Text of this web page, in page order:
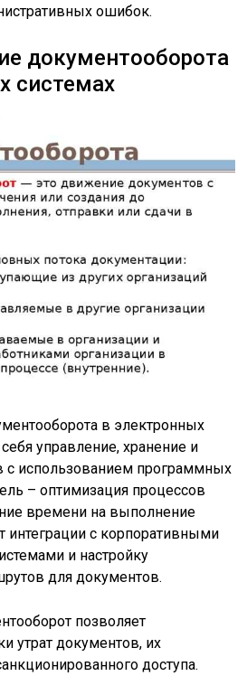
ошибок.
документооборота
системах
в электронных
управление, хранение и
с использованием программных
– оптимизация процессов
времени на выполнение
интеграции с корпоративными
и настройку
для документов.
позволяет
утрат документов, их
доступа.